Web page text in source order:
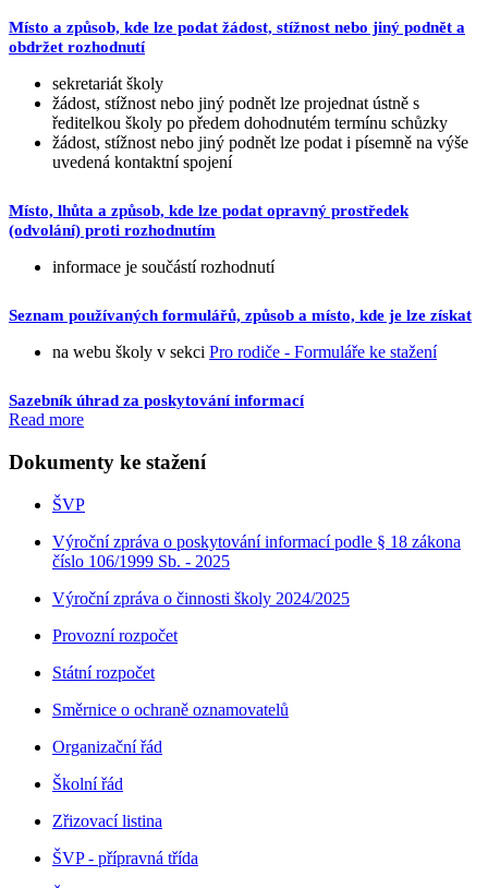
Místo a způsob, kde lze podat žádost, stížnost nebo jiný podnět a
obdržet rozhodnutí
sekretariát školy
žádost, stížnost nebo jiný podnět lze projednat ústně s
ředitelkou školy po předem dohodnutém termínu schůzky
žádost, stížnost nebo jiný podnět lze podat i písemně na výše
uvedená kontaktní spojení
Místo, lhůta a způsob, kde lze podat opravný prostředek
(odvolání) proti rozhodnutím
informace je součástí rozhodnutí
Seznam používaných formulářů, způsob a místo, kde je lze získat
na webu školy v sekci Pro rodiče - Formuláře ke stažení
Sazebník úhrad za poskytování informací
Read more
Dokumenty ke stažení
ŠVP
Výroční zpráva o poskytování informací podle § 18 zákona
číslo 106/1999 Sb. - 2025
Výroční zpráva o činnosti školy 2024/2025
Provozní rozpočet
Státní rozpočet
Směrnice o ochraně oznamovatelů
Organizační řád
Školní řád
Zřizovací listina
ŠVP - přípravná třída